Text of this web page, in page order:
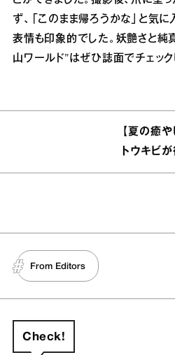
ず、「このまま帰ろうかな」と気
表情も印象的でした。妖艶さと純
山ワールド”はぜひ誌面でチェック
【夏の癒
トウキビ
From Editors
Check!